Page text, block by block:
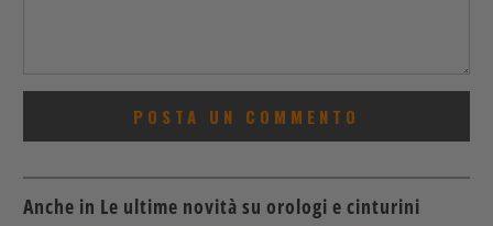
Anche in Le ultime novità su orologi e cinturini